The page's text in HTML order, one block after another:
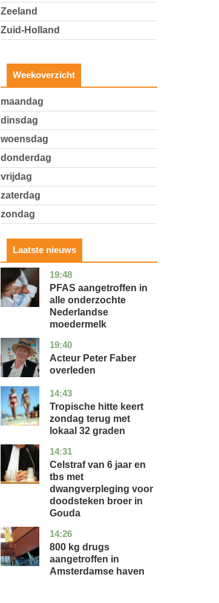
Zeeland
Zuid-Holland
Weekoverzicht
maandag
dinsdag
woensdag
donderdag
vrijdag
zaterdag
zondag
Laatste nieuws
19:48
utrecht
gezondheid
PFAS aangetroffen in
alle onderzochte
Nederlandse
moedermelk
19:40
noord-
holland
glossy
Acteur Peter Faber
overleden
14:43
utrecht
nieuws
Tropische hitte keert
zondag terug met
lokaal 32 graden
14:31
zuid-
holland
nieuws
Celstraf van 6 jaar en
tbs met
dwangverpleging voor
doodsteken broer in
Gouda
14:26
noord-
holland
nieuws
800 kg drugs
aangetroffen in
Amsterdamse haven